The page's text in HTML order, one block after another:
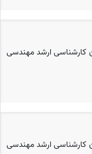
کارشناسی ارشد مهندسی
کارشناسی ارشد مهندسی